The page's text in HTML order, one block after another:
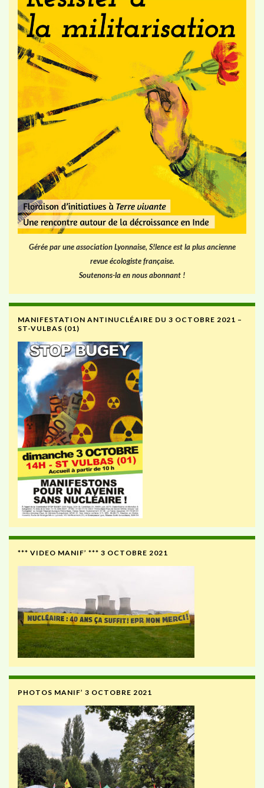
Gérée par une association Lyonnaise, S!lence est la plus ancienne
revue écologiste française.
Soutenons-la en nous abonnant !
MANIFESTATION ANTINUCLÉAIRE DU 3 OCTOBRE 2021 –
ST-VULBAS (01)
*** VIDEO MANIF’ *** 3 OCTOBRE 2021
PHOTOS MANIF’ 3 OCTOBRE 2021